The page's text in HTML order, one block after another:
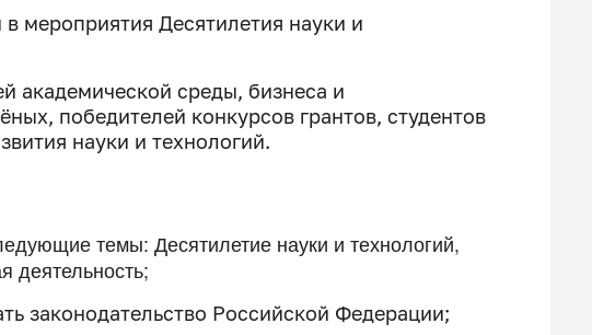
мероприятия Десятилетия науки и
академической среды, бизнеса и
победителей конкурсов грантов, студентов
науки и технологий.
темы: Десятилетие науки и технологий,
деятельность;
законодательство Российской Федерации;